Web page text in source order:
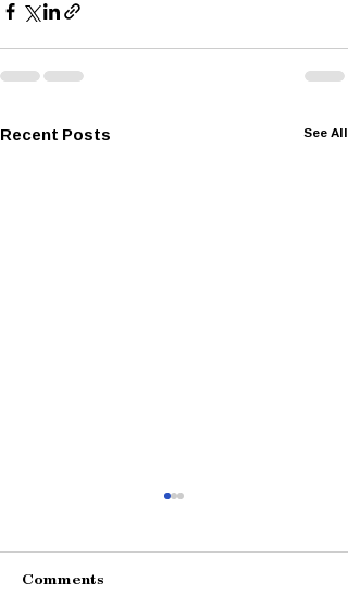
Recent Posts See All
Comments